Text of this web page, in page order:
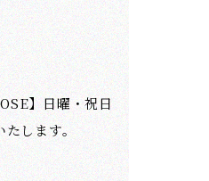
】日曜・祝日
たします。